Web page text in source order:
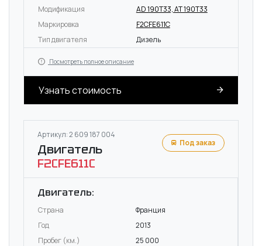
Модификация
AD 190T33, AT 190T33
Маркировка
F2CFE611C
Тип двигателя
Дизель
Посмотреть полное описание
Узнать стоимость
Артикул: 2 609 187 004
Двигатель
F2CFE611C
Под заказ
Двигатель:
Страна
Франция
Год
2013
Пробег (км.)
25 000